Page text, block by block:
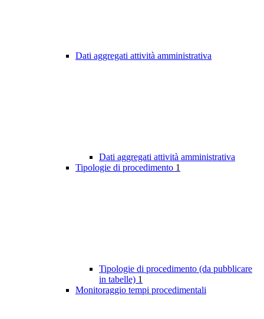
Dati aggregati attività amministrativa
Dati aggregati attività amministrativa
Tipologie di procedimento 1
Tipologie di procedimento (da pubblicare
in tabelle) 1
Monitoraggio tempi procedimentali